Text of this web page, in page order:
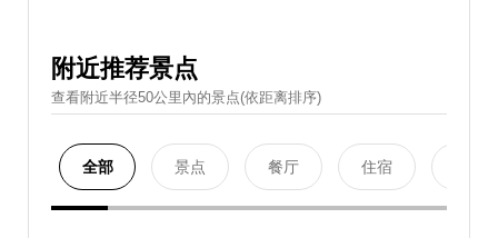
附近推荐景点
查看附近半径50公里內的景点(依距离排序)
全部 景点 餐厅 住宿